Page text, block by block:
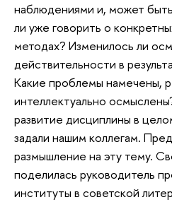
наблюдениями и, может
ли уже говорить о
методах? Изменилось ли
действительности в
Какие проблемы намечены,
интеллектуально
развитие дисциплины в
задали нашим коллегам.
размышление на эту тему.
поделилась руководитель
институты в советской